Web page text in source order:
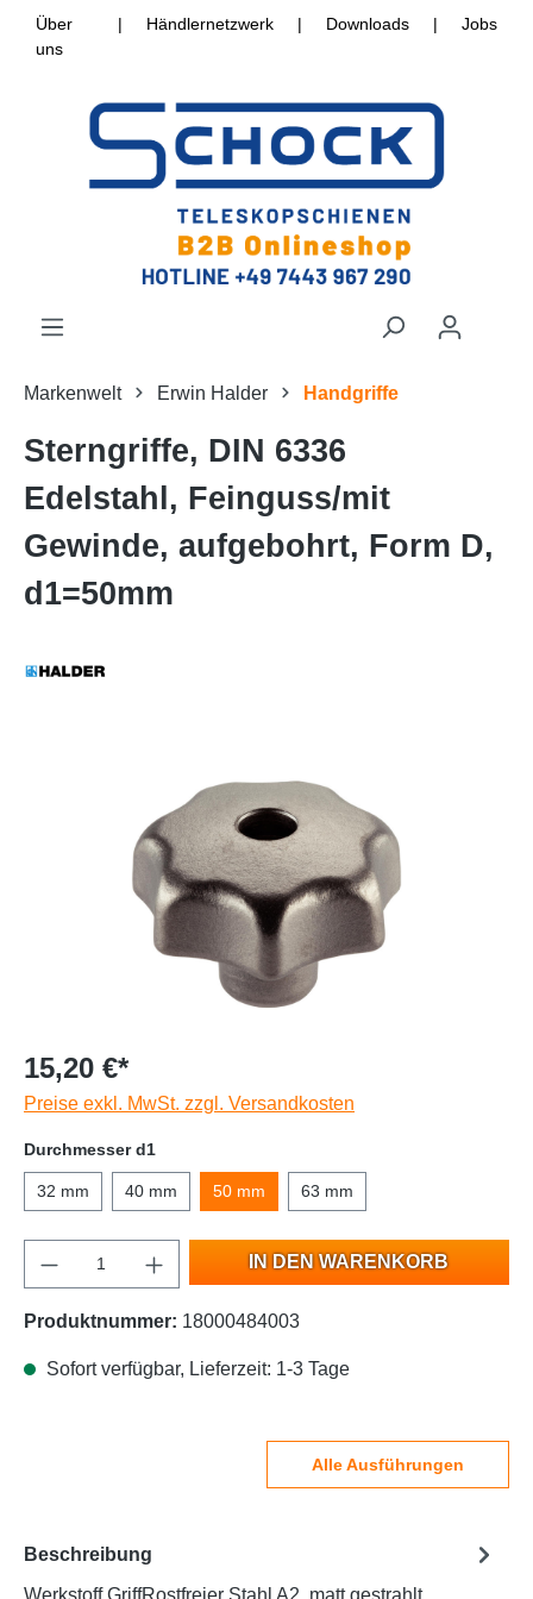
Über
uns
| Händlernetzwerk | Downloads | Jobs
Markenwelt Erwin Halder Handgriffe
Sterngriffe, DIN 6336
Edelstahl, Feinguss/mit
Gewinde, aufgebohrt, Form D,
d1=50mm
15,20 €*
Preise exkl. MwSt. zzgl. Versandkosten
Durchmesser d1
32 mm 40 mm 50 mm 63 mm
IN DEN WARENKORB
Produktnummer: 18000484003
Sofort verfügbar, Lieferzeit: 1-3 Tage
Alle Ausführungen
Beschreibung